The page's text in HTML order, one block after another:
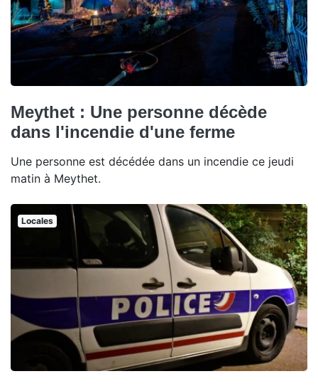
Meythet : Une personne décède
dans l'incendie d'une ferme
Une personne est décédée dans un incendie ce jeudi
matin à Meythet.
Locales